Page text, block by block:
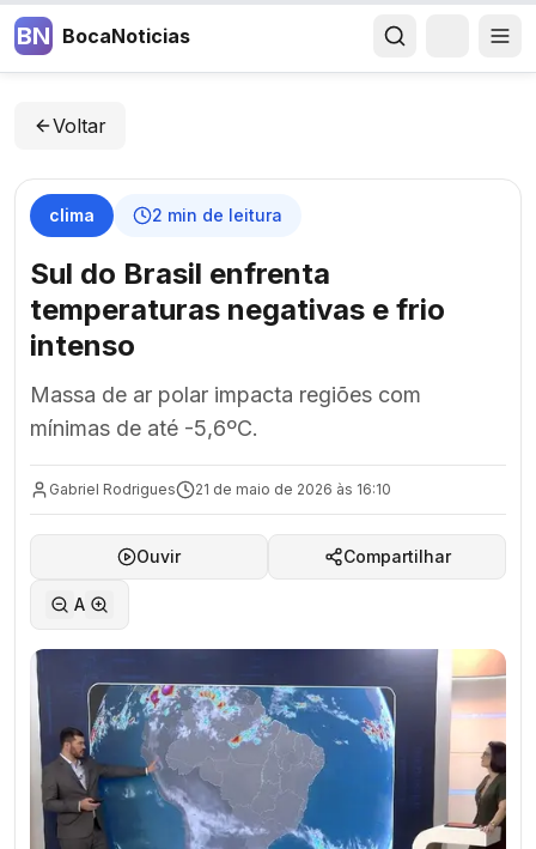
BN BocaNoticias
Voltar
clima 2 min de leitura
Sul do Brasil enfrenta
temperaturas negativas e frio
intenso
Massa de ar polar impacta regiões com
mínimas de até -5,6ºC.
Gabriel Rodrigues 21 de maio de 2026 às 16:10
Ouvir Compartilhar
A